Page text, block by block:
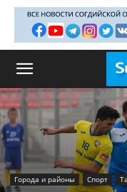
Города и районы Спорт